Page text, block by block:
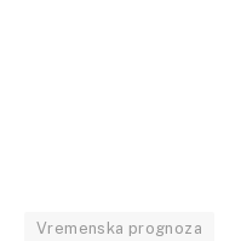
Vremenska prognoza